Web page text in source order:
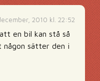
2010 kl. 22:52
en bil kan stå så
någon sätter den i